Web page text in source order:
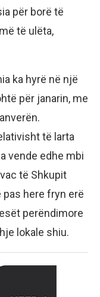
për borë të
të ulëta,
ka hyrë në një
për janarin, me
të larta
vende edhe mbi
të Shkupit
here fryn erë
perëndimore
lokale shiu.